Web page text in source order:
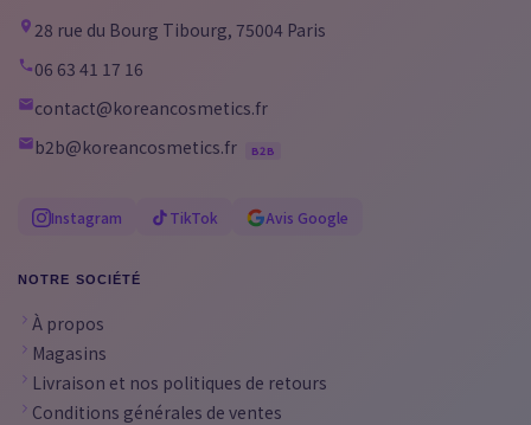
28 rue du Bourg Tibourg, 75004 Paris
06 63 41 17 16
contact@koreancosmetics.fr
b2b@koreancosmetics.fr
B2B
Instagram TikTok Avis Google
NOTRE SOCIÉTÉ
À propos
Magasins
Livraison et nos politiques de retours
Conditions générales de ventes